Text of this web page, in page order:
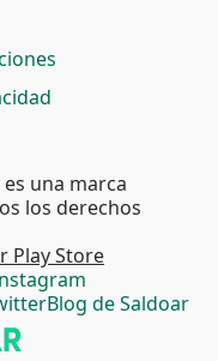
Blog de Saldoar
una marca
los derechos